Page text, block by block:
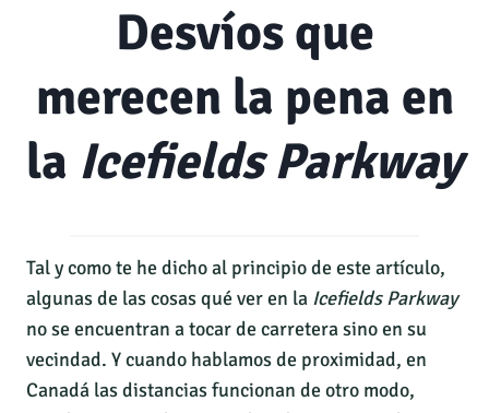
Desvíos que
merecen la pena en
la Icefields Parkway
Tal y como te he dicho al principio de este artículo,
algunas de las cosas qué ver en la Icefields Parkway
no se encuentran a tocar de carretera sino en su
vecindad. Y cuando hablamos de proximidad, en
Canadá las distancias funcionan de otro modo,